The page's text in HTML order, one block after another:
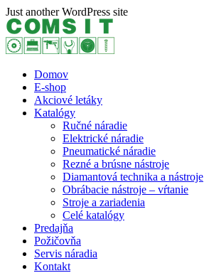
Skip
to
content
Just another WordPress site
Domov
E-shop
Akciové letáky
Katalógy
Ručné náradie
Elektrické náradie
Pneumatické náradie
Rezné a brúsne nástroje
Diamantová technika a nástroje
Obrábacie nástroje – vŕtanie
Stroje a zariadenia
Celé katalógy
Predajňa
Požičovňa
Servis náradia
Kontakt